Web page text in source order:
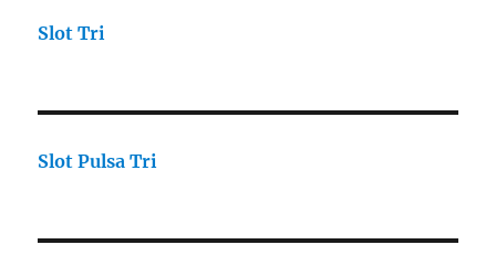
Slot Tri
Slot Pulsa Tri